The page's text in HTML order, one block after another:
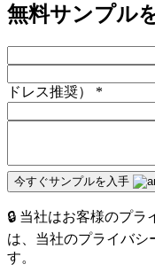
無料サンプル
ドレス推奨） *
今すぐサンプルを入手
🔒 当社はお客様のプ
は、当社のプライバシ
す。